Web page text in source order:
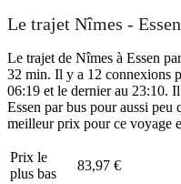
Le trajet Nîmes -
Le trajet de Nîmes à Essen
32 min. Il y a 12 connexions
06:19 et le dernier au 23:10.
Essen par bus pour aussi
meilleur prix pour ce voyage
Prix ​​le
plus bas
83,97 €